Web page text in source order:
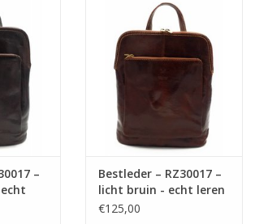
–
-
Bestleder – RZ30017 –
licht bruin - echt leren
- 2 in 1 - schoudertas –
rugzak - stevig - hoge
€125,00